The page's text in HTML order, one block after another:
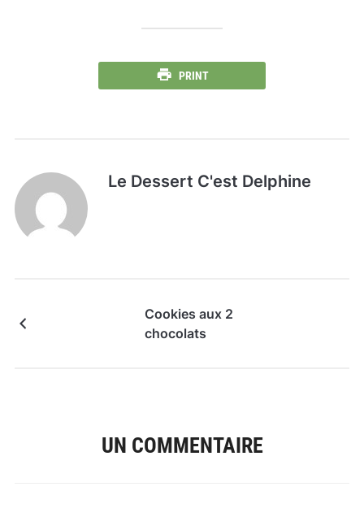
PRINT
Le Dessert C'est Delphine
Cookies aux 2
chocolats
UN COMMENTAIRE